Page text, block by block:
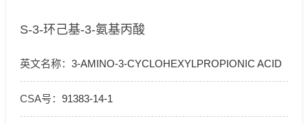
S-3-环己基-3-氨基丙酸
英文名称： 3-AMINO-3-CYCLOHEXYLPROPIONIC ACID
CSA号： 91383-14-1